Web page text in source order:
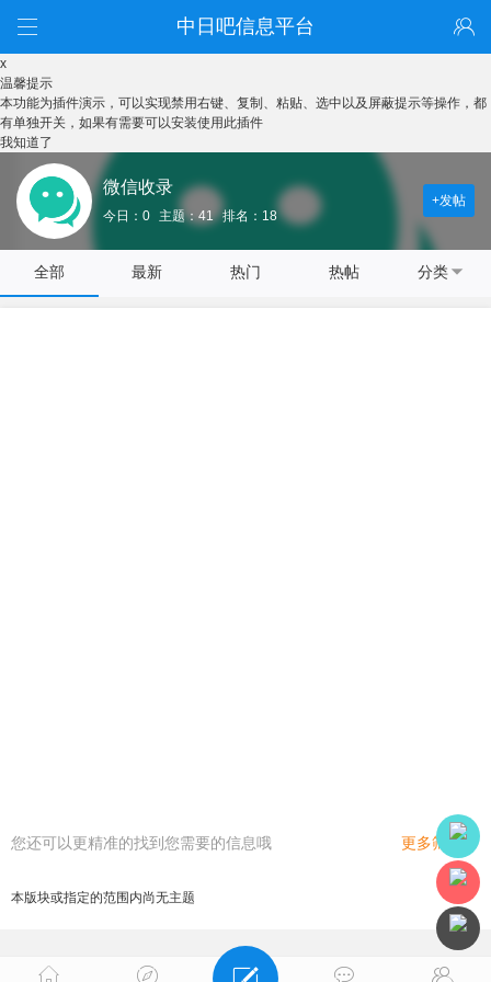
中日吧信息平台
x
温馨提示
本功能为插件演示，可以实现禁用右键、复制、粘贴、选中以及屏蔽提示等操作，都
有单独开关，如果有需要可以安装使用此插件
我知道了
微信收录
今日：0 主题：41 排名：18
+发帖
全部 最新 热门 热帖 分类
您还可以更精准的找到您需要的信息哦 更多筛选
本版块或指定的范围内尚无主题